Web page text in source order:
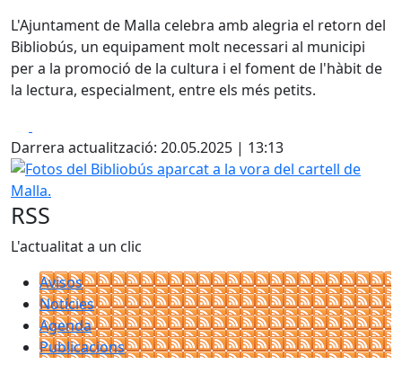
L'Ajuntament de Malla celebra amb alegria el retorn del
Bibliobús, un equipament molt necessari al municipi
per a la promoció de la cultura i el foment de l'hàbit de
la lectura, especialment, entre els més petits.
Darrera actualització: 20.05.2025 | 13:13
Fotos del Bibliobús aparcat a la vora del cartell de Malla.
RSS
L'actualitat a un clic
Avisos
Notícies
Agenda
Publicacions